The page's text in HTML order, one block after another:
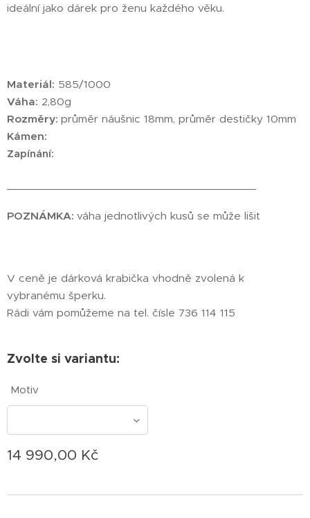
ideální jako dárek pro ženu každého věku.
Materiál: 585/1000
Váha: 2,80g
Rozměry: průměr náušnic 18mm, průměr destičky 10mm
Kámen:
Zapínání:
POZNÁMKA: váha jednotlivých kusů se může lišit
V ceně je dárková krabička vhodně zvolená k
vybranému šperku.
Rádi vám pomůžeme na tel. čísle 736 114 115
Zvolte si variantu:
Motiv
14 990,00 Kč